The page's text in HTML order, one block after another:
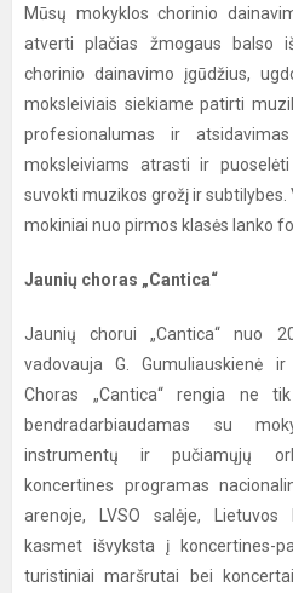
Mūsų mokyklos chorinio
atverti plačias žmogaus balso
chorinio dainavimo įgūdžius,
moksleiviais siekiame patirti
profesionalumas ir
moksleiviams atrasti ir
suvokti muzikos grožį ir
mokiniai nuo pirmos klasės lanko
Jaunių choras „Cantica“
Jaunių chorui „Cantica“ nuo
vadovauja G. Gumuliauskienė
Choras „Cantica“ rengia ne
bendradarbiaudamas su
instrumentų ir pučiamųjų
koncertines programas
arenoje, LVSO salėje, Lietuvos
kasmet išvyksta į koncertines-
turistiniai maršrutai bei